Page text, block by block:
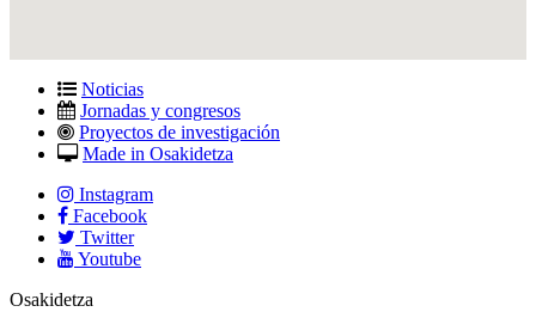
Noticias
Jornadas y congresos
Proyectos de investigación
Made in Osakidetza
Instagram
Facebook
Twitter
Youtube
Osakidetza